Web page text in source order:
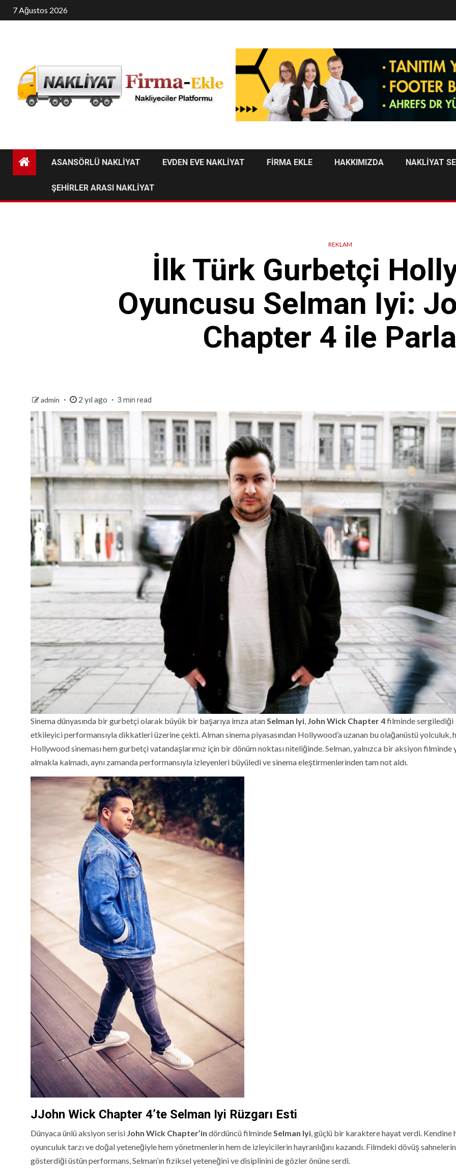
Skip
to
7 Ağustos 2026
ASANSÖRLÜ NAKLİYAT EVDEN EVE NAKLİYAT FİRMA EKLE HAKKIMIZDA NAKLİYAT
ŞEHİRLER ARASI NAKLİYAT
REKLAM
İlk Türk Gurbetçi
Oyuncusu Selman Iyi:
Chapter 4 ile
admin 2 yıl ago 3 min read
Sinema dünyasında bir gurbetçi olarak büyük bir başarıya imza atanSelman Iyi, John Wick Chapter 4filminde sergilediği
etkileyici performansıyla dikkatleri üzerine çekti. Alman sinema piyasasından Hollywood’a uzanan bu olağanüstü yolculuk,
Hollywood sineması hem gurbetçi vatandaşlarımız için bir dönüm noktası niteliğinde. Selman, yalnızca bir aksiyon filminde
almakla kalmadı, aynı zamanda performansıyla izleyenleri büyüledi ve sinema eleştirmenlerinden tam not aldı.
JJohn Wick Chapter 4’te Selman Iyi Rüzgarı Esti
Dünyaca ünlü aksiyon serisi John Wick Chapter’in dördüncü filmindeSelman Iyi, güçlü bir karaktere hayat verdi. Kendine
oyunculuk tarzı ve doğal yeteneğiyle hem yönetmenlerin hem de izleyicilerin hayranlığını kazandı. Filmdeki dövüş
gösterdiği üstün performans, Selman’ın fiziksel yeteneğini ve disiplinini de gözler önüne serdi.